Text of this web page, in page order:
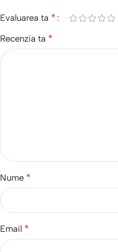
Evaluarea ta *
Recenzia ta *
Nume *
Email *